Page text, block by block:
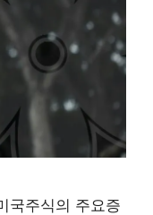
국주식의 주요증